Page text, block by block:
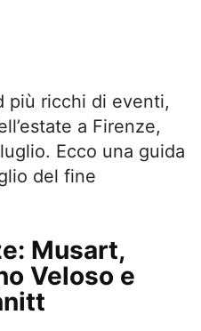
più ricchi di eventi,
a Firenze,
Ecco una guida
del fine
Musart,
Veloso e